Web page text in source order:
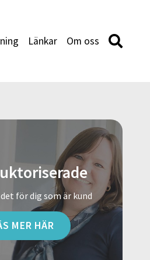
Länkar Om oss
för dig som är kund
MER HÄR